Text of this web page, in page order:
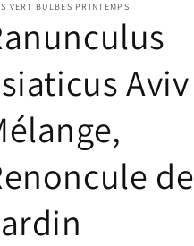
VERT BULBES PRINTEMPS
Aviv
de